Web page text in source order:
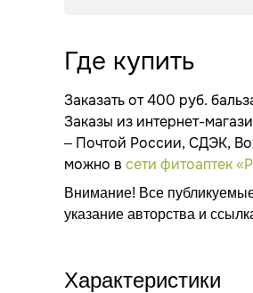
Где купить
Заказать от 400 руб.
Заказы из интернет-
– Почтой России, СДЭК,
можно в сети фитоаптек
Внимание! Все
указание авторства и
Характеристики